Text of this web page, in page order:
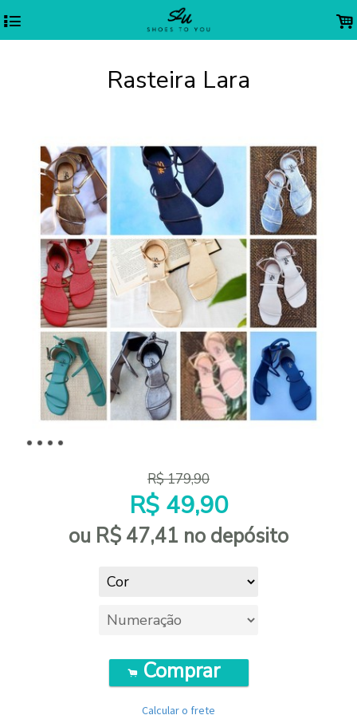
4 .
Rasteira Lara
R$179,90
R$ 49,90
ou R$ 47,41 no depósito
. Comprar
Calcular o frete